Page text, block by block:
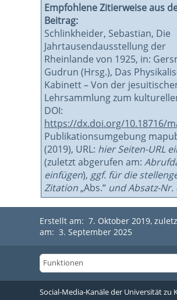
Empfohlene Zitierweise aus
Beitrag:
Schlinkheider, Sebastian, Die
Jahrtausendausstellung der
Rheinlande von 1925, in:
Gudrun (Hrsg.), Das
Kabinett – Von der
Lehrsammlung zum
DOI:
https://dx.doi.org/10.18716/
Publikationsumgebung
(2019), URL: hier Seiten-URL
(zuletzt abgerufen am:
einfügen), ggf. für die
Zitation„Abs.“und Absatz-Nr.
Erstellt am: 7. Oktober 2019,
am: 3. September 2025
Social-Media-Kanäle der Universität zu